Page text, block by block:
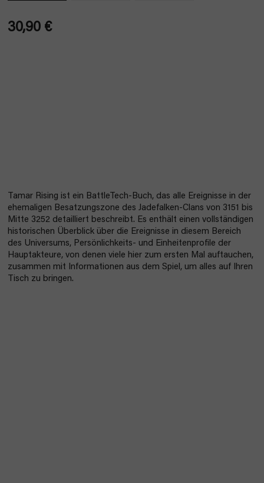
30,90 €
Tamar Rising ist ein BattleTech-Buch, das alle Ereignisse in der
ehemaligen Besatzungszone des Jadefalken-Clans von 3151 bis
Mitte 3252 detailliert beschreibt. Es enthält einen vollständigen
historischen Überblick über die Ereignisse in diesem Bereich
des Universums, Persönlichkeits- und Einheitenprofile der
Hauptakteure, von denen viele hier zum ersten Mal auftauchen,
zusammen mit Informationen aus dem Spiel, um alles auf Ihren
Tisch zu bringen.